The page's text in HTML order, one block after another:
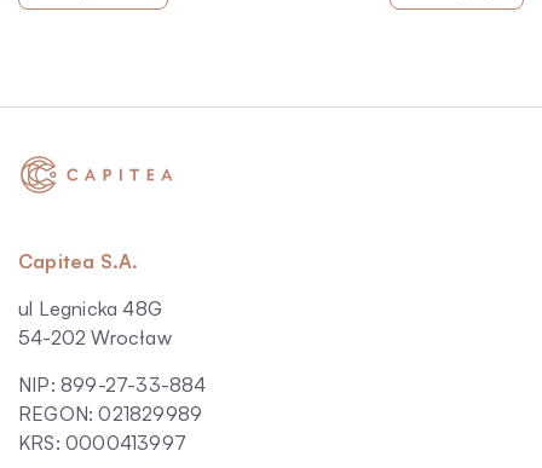
Capitea S.A.
ul Legnicka 48G
54-202 Wrocław
NIP: 899-27-33-884
REGON: 021829989
KRS: 0000413997